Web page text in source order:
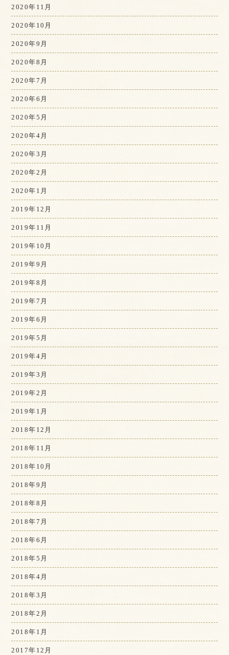
2020年11月
2020年10月
2020年9月
2020年8月
2020年7月
2020年6月
2020年5月
2020年4月
2020年3月
2020年2月
2020年1月
2019年12月
2019年11月
2019年10月
2019年9月
2019年8月
2019年7月
2019年6月
2019年5月
2019年4月
2019年3月
2019年2月
2019年1月
2018年12月
2018年11月
2018年10月
2018年9月
2018年8月
2018年7月
2018年6月
2018年5月
2018年4月
2018年3月
2018年2月
2018年1月
2017年12月